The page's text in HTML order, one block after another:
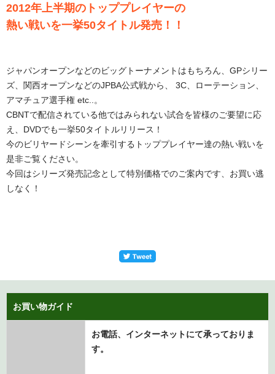
2012年上半期のトッププレイヤーの
熱い戦いを一挙50タイトル発売！！
ジャパンオープンなどのビッグトーナメントはもちろん、GPシリー
ズ、関西オープンなどのJPBA公式戦から、 3C、ローテーション、
アマチュア選手権 etc..。
CBNTで配信されている他ではみられない試合を皆様のご要望に応
え、DVDでも一挙50タイトルリリース！
今のビリヤードシーンを牽引するトッププレイヤー達の熱い戦いを
是非ご覧ください。
今回はシリーズ発売記念として特別価格でのご案内です、お買い逃
しなく！
お買い物ガイド
お電話、インターネットにて承っておりま
す。